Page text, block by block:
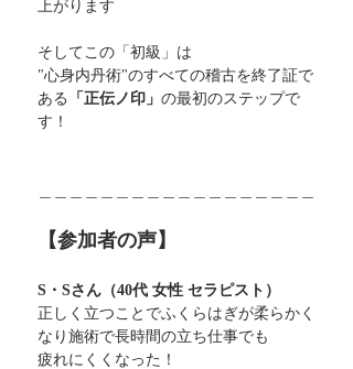
上がります
そしてこの「初級」は
"心身内丹術"のすべての稽古を終了証で
ある
「正伝ノ印」 の最初のステップで
す！
【参加者の声】
S・Sさん（40代 女性 セラピスト）
正しく立つことでふくらはぎが柔らかく
なり施術で長時間の立ち仕事でも
疲れにくくなった！